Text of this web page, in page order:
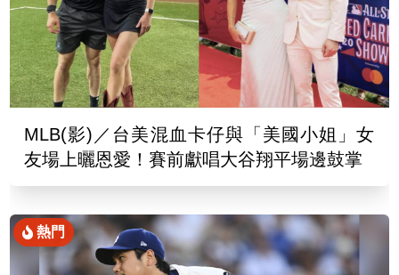
MLB(影)／台美混血卡仔與「美國小姐」女
友場上曬恩愛！賽前獻唱大谷翔平場邊鼓掌
熱門